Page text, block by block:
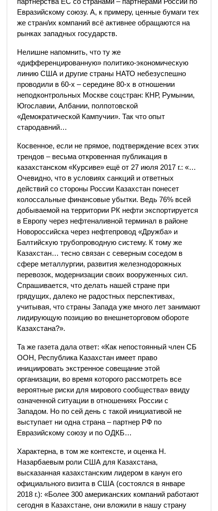
Евразийскому союзу. А, к примеру, ценные бумаги тех
же стран/их компаний всё активнее обращаются на
рынках западных государств.
Нелишне напомнить, что ту же
«дифференцированную» политико-экономическую
линию США и другие страны НАТО небезуспешно
проводили в 60-х – середине 80-х в отношении
неподконтрольных Москве соцстран: КНР, Румынии,
Югославии, Албании, полпотовской
«Демократической Кампучии». Так что опыт
стародавний…
Косвенное, если не прямое, подтверждение всех этих
трендов – весьма откровенная публикация в
казахстанском «Курсиве» ещё от 27 июля 2017 г.: «…
Очевидно, что в условиях санкций и ответных
действий со стороны России Казахстан понесет
колоссальные финансовые убытки. Ведь 76% всей
добываемой на территории РК нефти экспортируется
в Европу через нефтеналивной терминал в районе
Новороссийска через нефтепровод «Дружба» и
Балтийскую трубопроводную систему. К тому же
Казахстан… тесно связан с северным соседом в
сфере металлургии, развития железнодорожных
перевозок, модернизации своих вооруженных сил.
Спрашивается, что делать нашей стране при
грядущих, далеко не радостных перспективах,
учитывая, что страны Запада уже много лет занимают
лидирующую позицию во внешнеторговом обороте
Казахстана?».
Та же газета дала ответ: «Как непостоянный член СБ
ООН, Республика Казахстан имеет право
инициировать экстренное совещание этой
организации, во время которого рассмотреть все
вероятные риски для мирового сообщества» ввиду
означенной ситуации в отношениях России с
Западом. Но по сей день с такой инициативой не
выступает ни одна страна – партнер РФ по
Евразийскому союзу и по ОДКБ…
Характерна, в том же контексте, и оценка Н.
Назарбаевым роли США для Казахстана,
высказанная казахстанским лидером в канун его
официального визита в США (состоялся в январе
2018 г.): «Более 300 американских компаний работают
сегодня в Казахстане, они вложили в нашу страну